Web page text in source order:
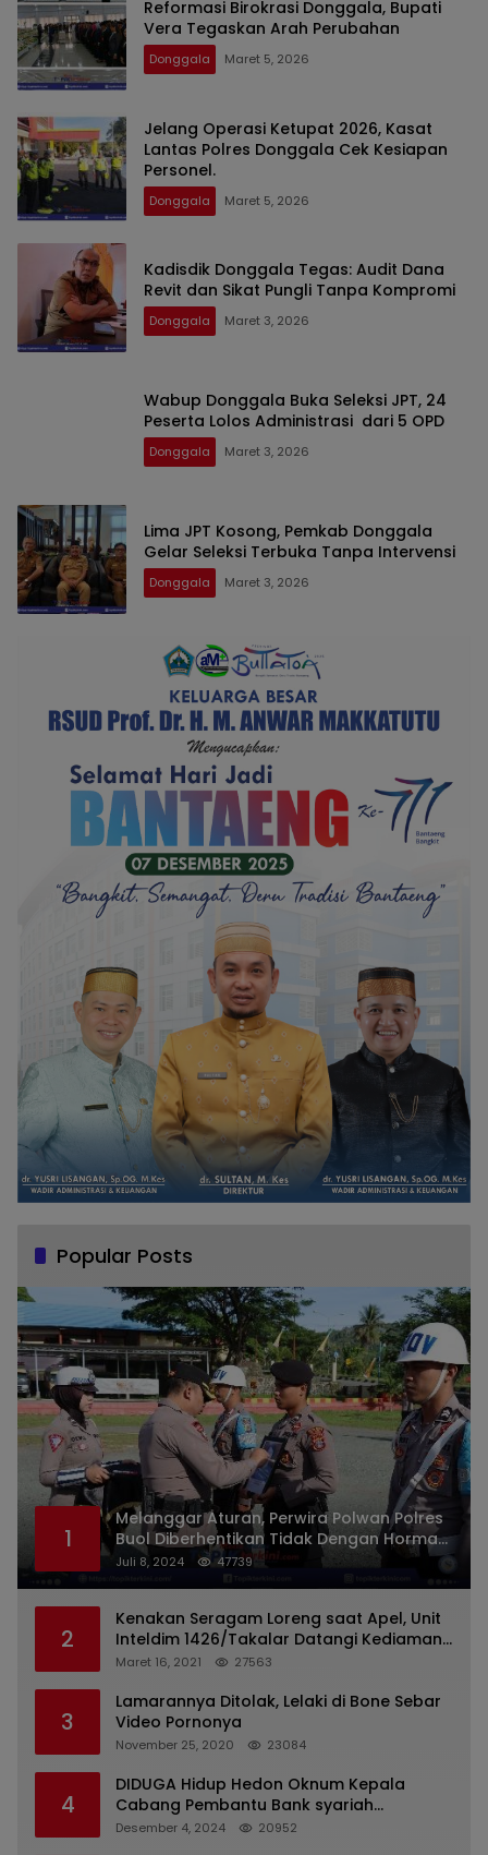
Reformasi Birokrasi Donggala, Bupati
Vera Tegaskan Arah Perubahan
Donggala Maret 5, 2026
Jelang Operasi Ketupat 2026, Kasat
Lantas Polres Donggala Cek Kesiapan
Personel. ​
Donggala Maret 5, 2026
Kadisdik Donggala Tegas: Audit Dana
Revit dan Sikat Pungli Tanpa Kompromi
Donggala Maret 3, 2026
Wabup Donggala Buka Seleksi JPT, 24
Peserta Lolos Administrasi dari 5 OPD
Donggala Maret 3, 2026
Lima JPT Kosong, Pemkab Donggala
Gelar Seleksi Terbuka Tanpa Intervensi
Donggala Maret 3, 2026
Popular Posts
1
Melanggar Aturan, Perwira Polwan Polres
Buol Diberhentikan Tidak Dengan Hormat
Dari Dinas Kepolisian
Juli 8, 2024 47739
2
Kenakan Seragam Loreng saat Apel, Unit
Inteldim 1426/Takalar Datangi Kediaman
Kasatpol PP
Maret 16, 2021 27563
3
Lamarannya Ditolak, Lelaki di Bone Sebar
Video Pornonya
November 25, 2020 23084
4
DIDUGA Hidup Hedon Oknum Kepala
Cabang Pembantu Bank syariah
Indonesia Unit Hasan Basri di Banjarmasin
Desember 4, 2024 20952